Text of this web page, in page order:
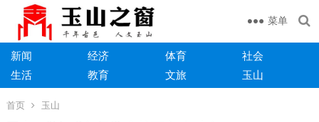
菜单
新闻 经济 体育
社会
生活
教育 文旅 玉山
首页 玉山